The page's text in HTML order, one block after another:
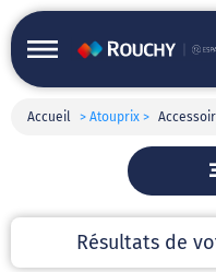
Accueil > Atouprix >
Résultats de